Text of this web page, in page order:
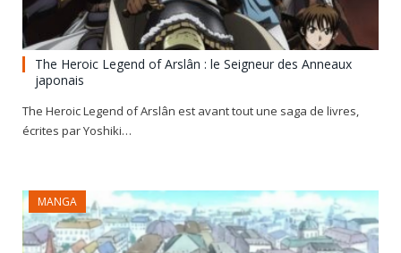
The Heroic Legend of Arslân : le Seigneur des Anneaux
japonais
The Heroic Legend of Arslân est avant tout une saga de livres,
écrites par Yoshiki…
MANGA